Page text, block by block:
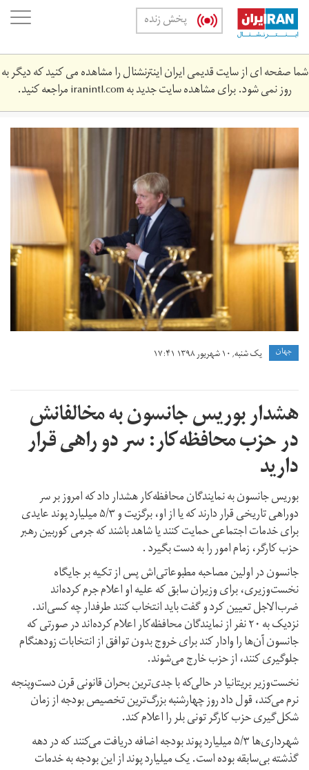
Skip
main
content
پخش زنده
شما صفحه ای از سایت قدیمی ایران اینترنشنال را مشاهده می کنید که دیگر به
روز نمی شود. برای مشاهده سایت جدید بهiranintl.comمراجعه کنید.
boris.jpg
جهان یک شنبه, ۱۰ شهریور ۱۳۹۸ ۱۷:۴۱
هشدار بوریس ‌جانسون به مخالفانش
در حزب محافظه‌کار: سر دو راهی قرار
دارید
بوریس جانسون به نمایندگان محافظه‌کار هشدار داد که امروز بر سر
دوراهی تاریخی قرار دارند که یا از او، برگزیت و ۵/۳ میلیارد پوند عایدی
برای خدمات اجتماعی حمایت کنند یا شاهد باشند که جرمی‌ کوربین رهبر
حزب کارگر، زمام امور را به دست بگیرد .
جانسون در اولین مصاحبه مطبوعاتی‌اش پس از تکیه بر جایگاه
نخست‌وزیری، برای وزیران سابق که علیه او اعلام جرم کرده‌اند
ضرب‌الاجل تعیین کرد و گفت باید انتخاب کنند طرفدار چه کسی‌اند.
نزدیک به ۲۰ نفر از نمایندگان محافظه‌کار اعلام کرده‌اند در صورتی که
جانسون آن‌ها را وادار کند برای خروج بدون توافق از انتخابات زودهنگام
جلوگیری کنند، از حزب خارج می‌شوند.
نخست‌وزیر بریتانیا در حالی‌که با جدی‌ترین بحران قانونی قرن دست‌و‌پنجه
نرم می‌کند، قول داد روز چهارشنبه بزرگ‌ترین تخصیص بودجه از زمان
شکل‌گیری حزب کارگر تونی بلر را اعلام کند.
شهرداری‌ها ۵/۳ میلیارد پوند بودجه اضافه دریافت می‌کنند که در دهه
گذشته بی‌سابقه بوده است. یک میلیارد پوند از این بودجه به خدمات